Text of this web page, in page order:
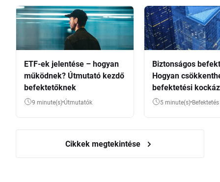
ETF-ek jelentése – hogyan
működnek? Útmutató kezdő
befektetőknek
9 minute(s) Útmutatók
Biztonságos
Hogyan
befektetési
5 minute(s) Befektetés
Cikkek megtekintése